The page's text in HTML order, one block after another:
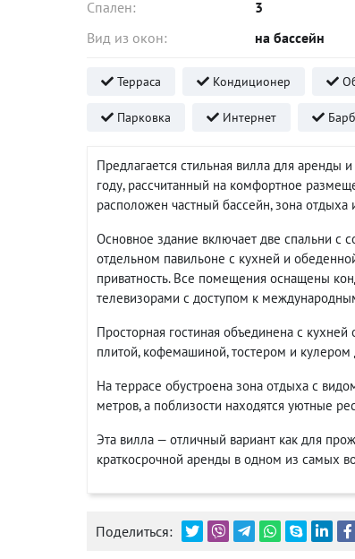
Спален:
3
Вид из окон:
на бассейн
Терраса Кондиционер
Парковка Интернет
Предлагается стильная вилла для
году, рассчитанный на комфортное
расположен частный бассейн, зона
Основное здание включает две спальни с
отдельном павильоне с кухней и
приватность. Все помещения оснащены
телевизорами с доступом к
Просторная гостиная объединена с
плитой, кофемашиной, тостером и
На террасе обустроена зона отдыха с
метров, а поблизости находятся уютные
Эта вилла — отличный вариант как для
краткосрочной аренды в одном из самых
Поделиться: